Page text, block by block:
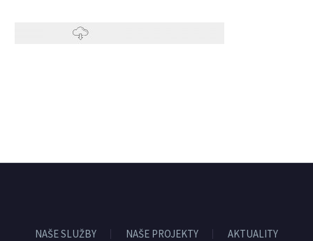
NAŠE SLUŽBY NAŠE PROJEKTY
AKTUALITY